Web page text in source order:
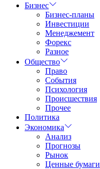
Бизнес
Бизнес-планы
Инвестиции
Менеджемент
Форекс
Разное
Общество
Право
События
Психология
Происшествия
Прочее
Политика
Экономика
Анализ
Прогнозы
Рынок
Ценные бумаги